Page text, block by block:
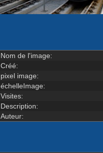
Nom de l'image:
Créé:
pixel image:
échelleImage:
Visites:
Description:
Auteur: